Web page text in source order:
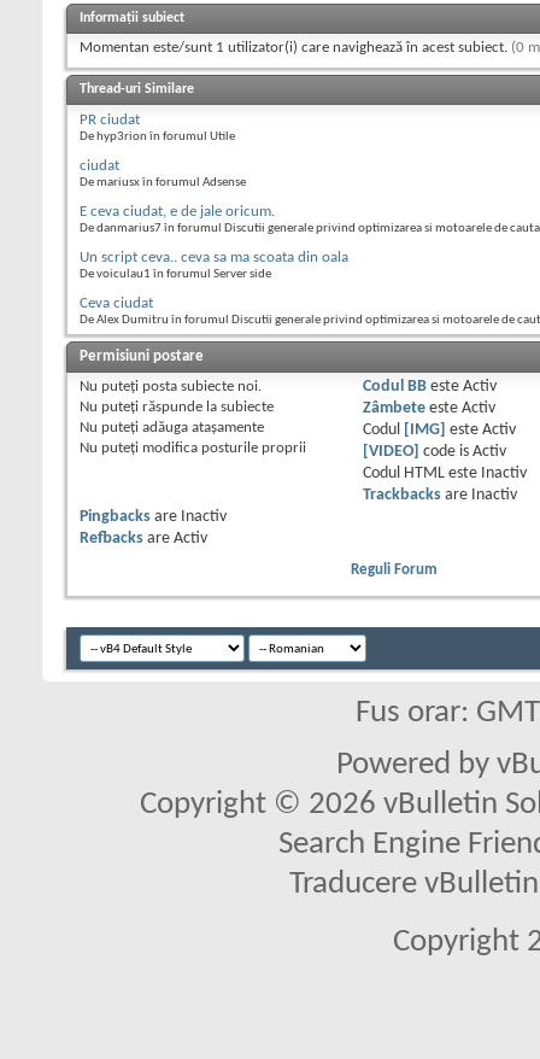
Informații subiect
Momentan este/sunt 1 utilizator(i) care navighează în acest subiect. (0
Thread-uri Similare
PR ciudat
De hyp3rion în forumul Utile
ciudat
De mariusx în forumul Adsense
E ceva ciudat, e de jale oricum.
De danmarius7 în forumul Discutii generale privind optimizarea si motoarele de
Un script ceva.. ceva sa ma scoata din oala
De voiculau1 în forumul Server side
Ceva ciudat
De Alex Dumitru în forumul Discutii generale privind optimizarea si motoarele de
Permisiuni postare
Nu puteţi posta subiecte noi.
Nu puteţi răspunde la subiecte
Nu puteţi adăuga ataşamente
Nu puteţi modifica posturile proprii
Codul BBeste Activ
Zâmbeteeste Activ
Codul
[IMG] este Activ
[VIDEO] code is Activ
Codul HTML este
Inactiv
Trackbacksare
Inactiv
Pingbacks are
Inactiv
Refbacks are Activ
Reguli Forum
Fus orar:
Powered by
Copyright © 2026 vBulletin
Search Engine
Traducere
Copyright